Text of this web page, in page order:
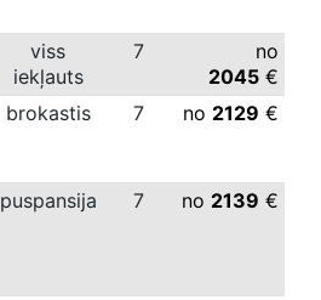
viss
iekļauts
7
no
2045 €
brokastis 7 no 2129 €
puspansija 7 no 2139 €